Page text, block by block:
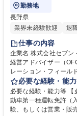
勤務地
長野県
業界未経験歓迎
退
仕事の内容
企業名 株式会社セブン－イレブン
経営アドバイザー（OFC）/経
レーション・フィール
ナー様が経営するコン
を担います。定量データ
例】商圏分析、競合調
売場作りアドバイス、
必要な経験・能
必要な経験・能力等 【
動車第一種運転免許（
験、もしくは営業・販売等